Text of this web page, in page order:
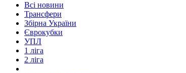
Всі новини
Трансфери
Збірна України
Єврокубки
УПЛ
1 ліга
2 ліга